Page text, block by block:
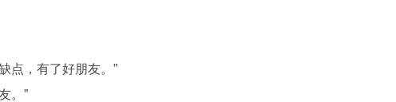
，有了好朋友。”
。”